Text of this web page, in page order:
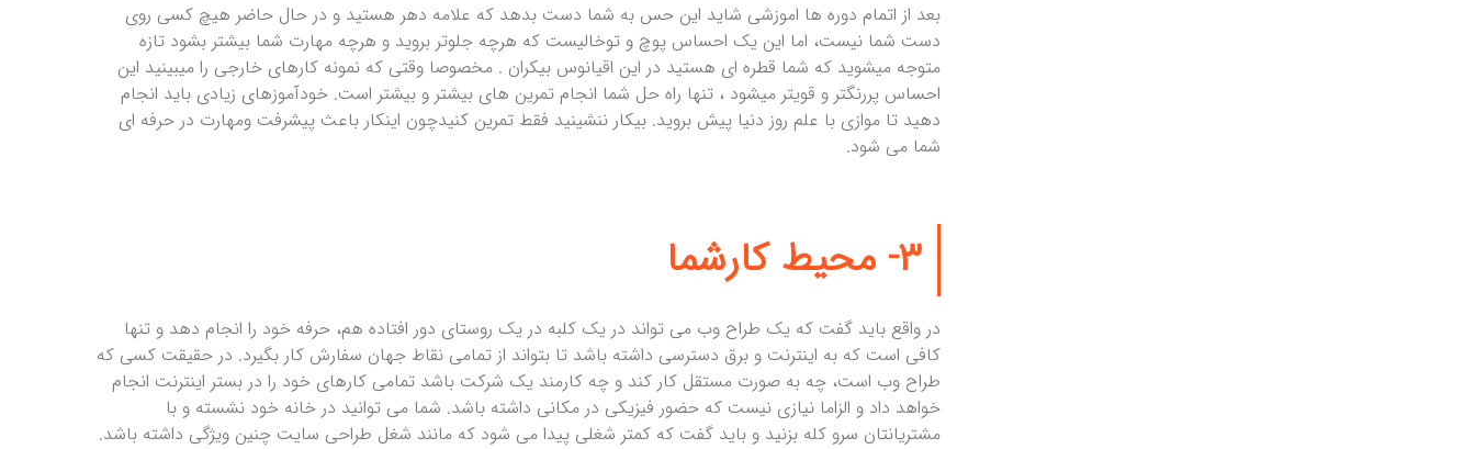
بعد از اتمام دوره ها اموزشی شاید این حس به شما دست بدهد که علامه دهر هستید و در حال حاضر هیچ کسی روی
دست شما نیست، اما این یک احساس پوچ و توخالیست که هرچه جلوتر بروید و هرچه مهارت شما بیشتر بشود تازه
متوجه میشوید که شما قطره ای هستید در این اقیانوس بیکران . مخصوصا وقتی که نمونه کارهای خارجی را میبینید این
احساس پررنگتر و قویتر میشود ، تنها راه حل شما انجام تمرین های بیشتر و بیشتر است. خودآموزهای زیادی باید انجام
دهید تا موازی با علم روز دنیا پیش بروید. بیکار ننشینید فقط تمرین کنیدچون اینکار باعث پیشرفت ومهارت در حرفه ای
شما می شود.
۳- محیط کارشما
در واقع باید گفت که یک طراح وب می تواند در یک کلبه در یک روستای دور افتاده هم، حرفه خود را انجام دهد و تنها
کافی است که به اینترنت و برق دسترسی داشته باشد تا بتواند از تمامی نقاط جهان سفارش کار بگیرد. در حقیقت کسی که
طراح وب است، چه به صورت مستقل کار کند و چه کارمند یک شرکت باشد تمامی کارهای خود را در بستر اینترنت انجام
خواهد داد و الزاما نیازی نیست که حضور فیزیکی در مکانی داشته باشد. شما می توانید در خانه خود نشسته و با
مشتریانتان سرو کله بزنید و باید گفت که کمتر شغلی پیدا می شود که مانند شغل طراحی سایت چنین ویژگی داشته باشد.